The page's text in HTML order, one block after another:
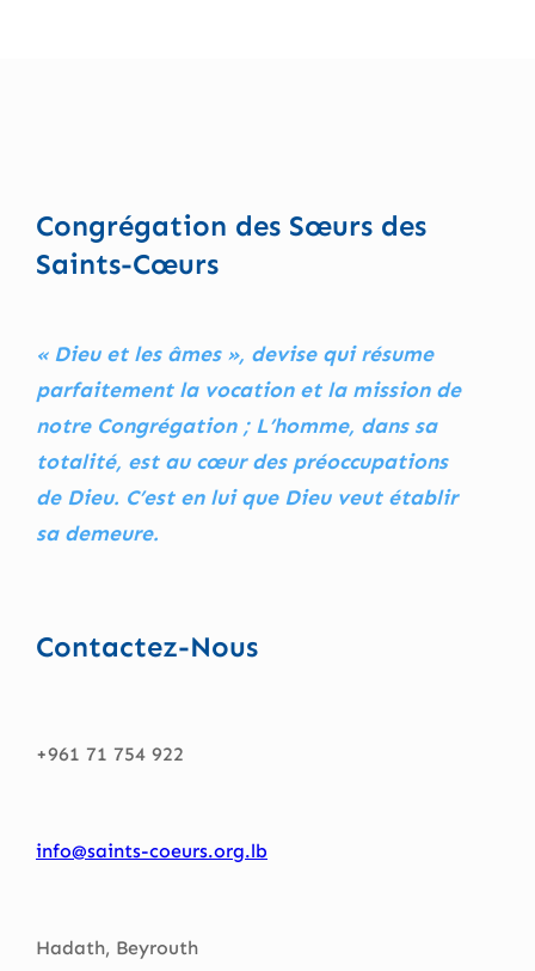
Congrégation des Sœurs des
Saints-Cœurs
« Dieu et les âmes », devise qui résume
parfaitement la vocation et la mission de
notre Congrégation ; L’homme, dans sa
totalité, est au cœur des préoccupations
de Dieu. C’est en lui que Dieu veut établir
sa demeure.
Contactez-Nous
+961 71 754 922
info@saints-coeurs.org.lb
Hadath, Beyrouth